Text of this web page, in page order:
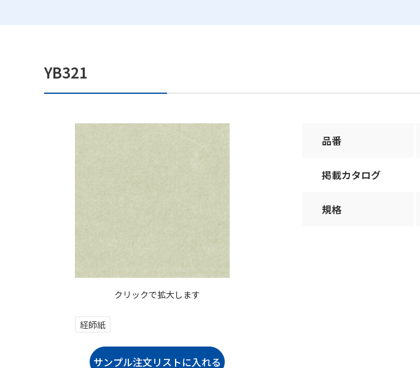
YB321
クリックで拡大します
経師紙
品番
掲載カタログ
規格